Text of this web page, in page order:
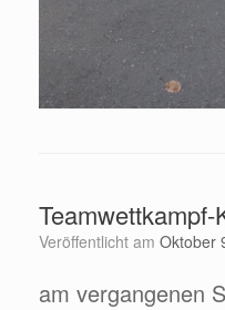
Veröffentlicht am Oktober
am vergangenen